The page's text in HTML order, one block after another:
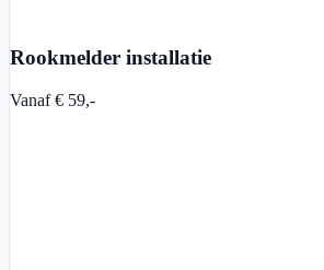
Rookmelder installatie
Vanaf € 59,-